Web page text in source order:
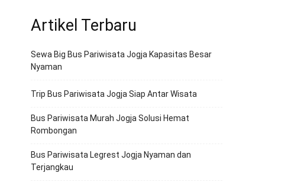
Artikel Terbaru
Sewa Big Bus Pariwisata Jogja Kapasitas Besar
Nyaman
Trip Bus Pariwisata Jogja Siap Antar Wisata
Bus Pariwisata Murah Jogja Solusi Hemat
Rombongan
Bus Pariwisata Legrest Jogja Nyaman dan
Terjangkau